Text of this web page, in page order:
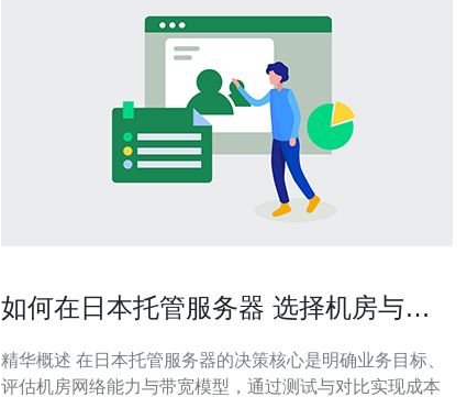
如何在日本托管服务器 选择机房与带
精华概述 在日本托管服务器的决策核心是明确业务目标、
评估机房网络能力与带宽模型，通过测试与对比实现成本